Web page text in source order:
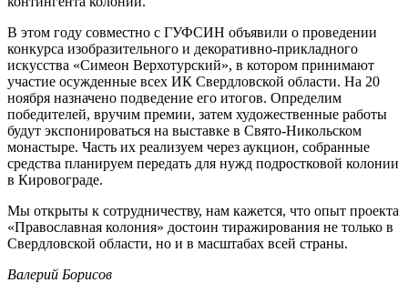
В этом году совместно с ГУФСИН объявили о проведении
конкурса изобразительного и декоративно-прикладного
искусства «Симеон Верхотурский», в котором принимают
участие осужденные всех ИК Свердловской области. На 20
ноября назначено подведение его итогов. Определим
победителей, вручим премии, затем художественные работы
будут экспонироваться на выставке в Свято-Никольском
монастыре. Часть их реализуем через аукцион, собранные
средства планируем передать для нужд подростковой колонии
в Кировограде.
Мы открыты к сотрудничеству, нам кажется, что опыт проекта
«Православная колония» достоин тиражирования не только в
Свердловской области, но и в масштабах всей страны.
Валерий Борисов